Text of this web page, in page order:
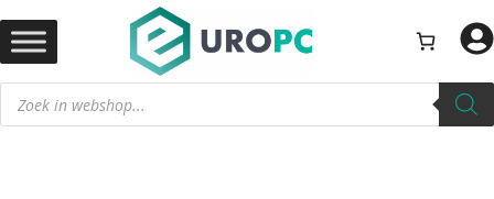
naar
de
inhoud
Producten
zoeken